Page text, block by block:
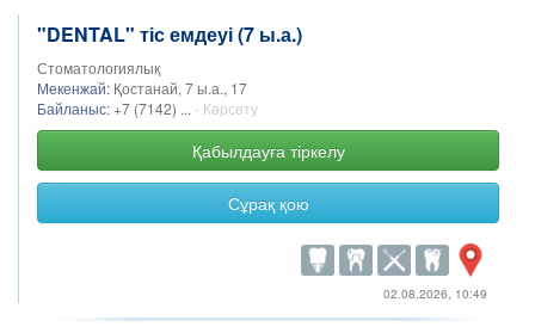
"DENTAL" тіс емдеуі (7 ы.а.)
Стоматологиялық
Мекенжай: Қостанай, 7 ы.а., 17
Байланыс: +7 (7142) ... - Көрсету
Қабылдауға тіркелу
Сұрақ қою
02.08.2026, 10:49